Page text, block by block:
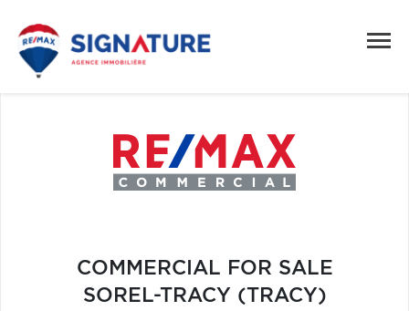
COMMERCIAL FOR SALE
SOREL-TRACY (TRACY)